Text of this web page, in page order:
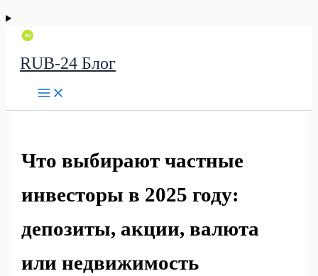
RUB-24 Блог
Что выбирают частные
инвесторы в 2025 году:
депозиты, акции, валюта
или недвижимость